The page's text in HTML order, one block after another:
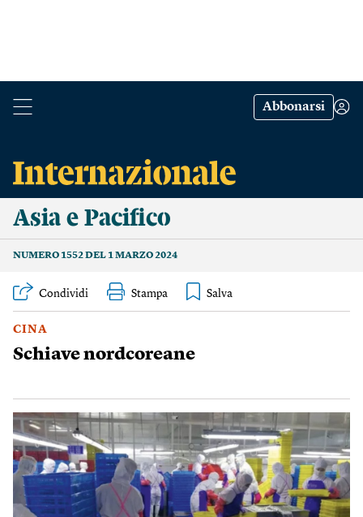
Abbonarsi
Asia e Pacifico
NUMERO 1552 DEL 1 MARZO 2024
Condividi Stampa
CINA
Schiave nordcoreane